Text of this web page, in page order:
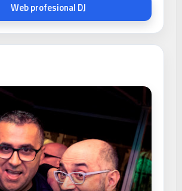
Web profesional DJ